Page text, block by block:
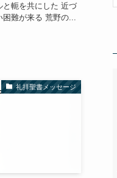
と軛を共にした 近づ
難が来る 荒野の...
礼拝聖書メッセージ